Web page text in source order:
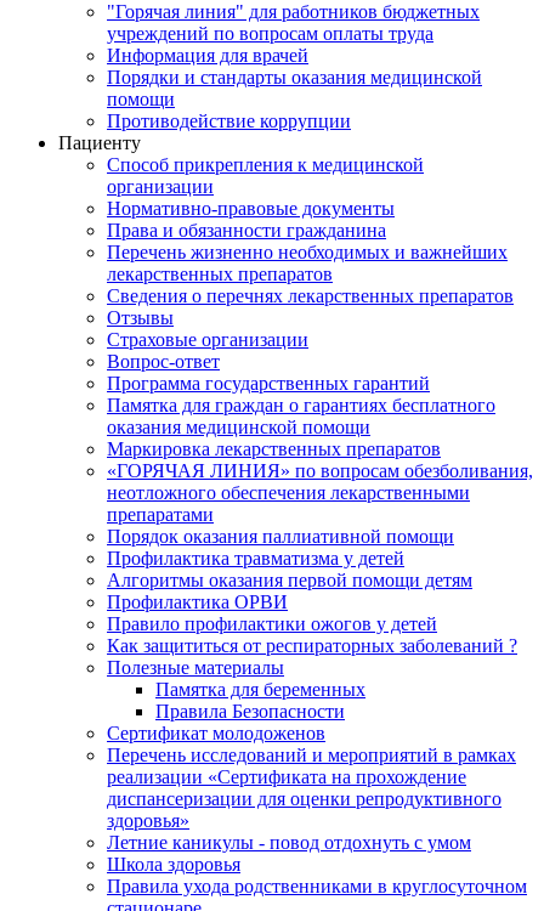
"Горячая линия" для работников бюджетных
учреждений по вопросам оплаты труда
Информация для врачей
Порядки и стандарты оказания медицинской
помощи
Противодействие коррупции
Пациенту
Способ прикрепления к медицинской
организации
Нормативно-правовые документы
Права и обязанности гражданина
Перечень жизненно необходимых и важнейших
лекарственных препаратов
Сведения о перечнях лекарственных препаратов
Отзывы
Страховые организации
Вопрос-ответ
Программа государственных гарантий
Памятка для граждан о гарантиях бесплатного
оказания медицинской помощи
Маркировка лекарственных препаратов
«ГОРЯЧАЯ ЛИНИЯ» по вопросам обезболивания,
неотложного обеспечения лекарственными
препаратами
Порядок оказания паллиативной помощи
Профилактика травматизма у детей
Алгоритмы оказания первой помощи детям
Профилактика ОРВИ
Правило профилактики ожогов у детей
Как защититься от респираторных заболеваний ?
Полезные материалы
Памятка для беременных
Правила Безопасности
Сертификат молодоженов
Перечень исследований и мероприятий в рамках
реализации «Сертификата на прохождение
диспансеризации для оценки репродуктивного
здоровья»
Летние каникулы - повод отдохнуть с умом
Школа здоровья
Правила ухода родственниками в круглосуточном